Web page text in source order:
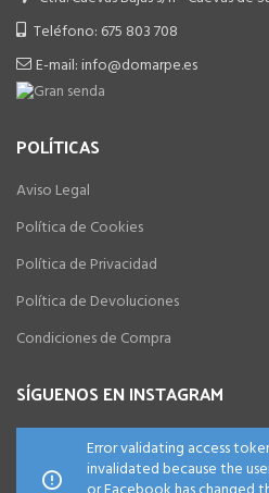
Teléfono: 675 803 708
E-mail: info@domarpe.es
POLÍTICAS
Aviso Legal
Política de Cookies
Política de Privacidad
Política de Devoluciones
Condiciones de Compra
SÍGUENOS EN INSTAGRAM
Error validating access
invalidated because the